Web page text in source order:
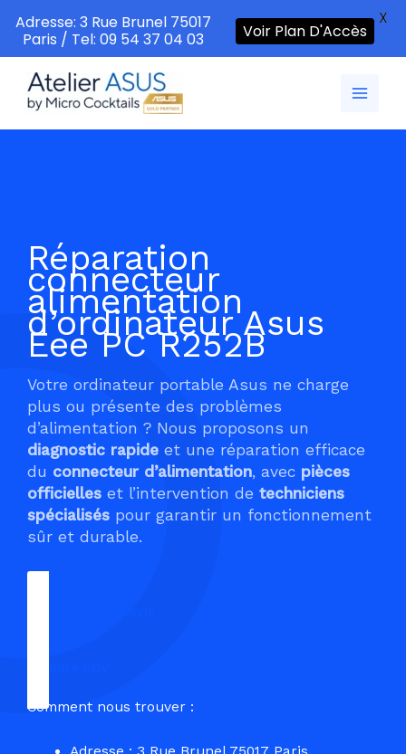
contenu
Réparation
connecteur
alimentation
d’ordinateur Asus
Eee PC R252B
Votre ordinateur portable Asus ne charge
plus ou présente des problèmes
d’alimentation ? Nous proposons un
diagnostic rapide et une réparation efficace
du connecteur d’alimentation, avec pièces
officielles et l’intervention de techniciens
spécialisés pour garantir un fonctionnement
sûr et durable.
Comment nous trouver :
Adresse: 3 Rue Brunel 75017
Paris / Tel: 09 54 37 04 03
Voir Plan D'Accès
X